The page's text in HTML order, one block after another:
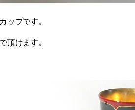
ップです。
頂けます。